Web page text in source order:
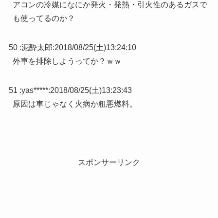
アコンの冷媒になにか発火・発熱・引火性のあるガスで
も使ってるのか？
50 :泥酔太郎:2018/08/25(土)13:24:10
外車を排除しようってか？ｗｗ
51 :yas*****:2018/08/25(土)13:23:43
原因は車じゃなく火病か粗悪燃料。
スポンサーリンク